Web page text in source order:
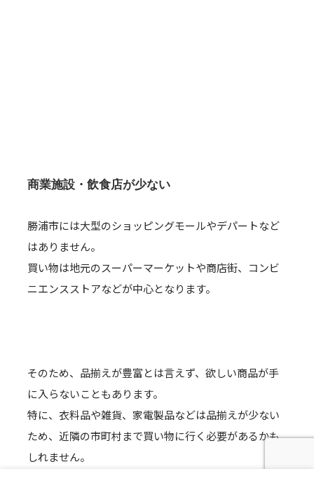
商業施設・飲食店が少ない
勝浦市には大型のショッピングモールやデパートなど
はありません。
買い物は地元のスーパーマーケットや商店街、コンビ
ニエンスストアなどが中心となります。
そのため、品揃えが豊富とは言えず、欲しい商品が手
に入らないこともあります。
特に、衣料品や雑貨、家電製品などは品揃えが少ない
ため、近隣の市町村まで買い物に行く必要があるかも
しれません。